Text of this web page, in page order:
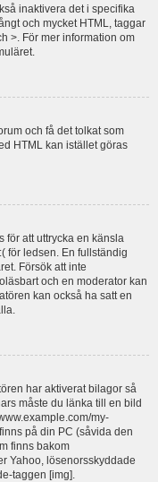
inaktivera det i specifika
och mycket HTML, taggar
>. För mer information om
och få det tolkat som
HTML kan istället göras
för att uttrycka en känsla
för ledsen. En fullständig
Försök att inte
och en moderator kan
kan också ha satt en
har aktiverat bilagor så
måste du länka till en bild
my-
på din PC (såvida den
finns bakom
Yahoo, lösenorsskyddade
taggen [img].